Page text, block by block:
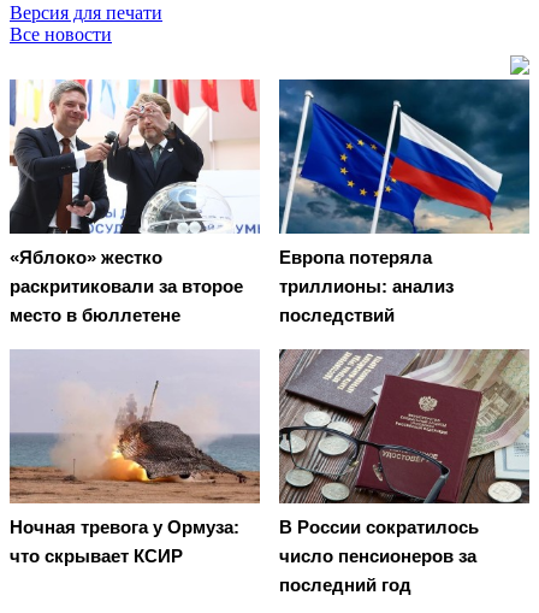
Версия для печати
Все новости
«Яблоко» жестко
раскритиковали за второе
место в бюллетене
Европа потеряла
триллионы: анализ
последствий
Ночная тревога у Ормуза:
что скрывает КСИР
В России сократилось
число пенсионеров за
последний год